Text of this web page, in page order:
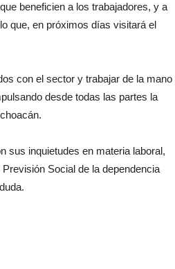
beneficien a los trabajadores, y a
que, en próximos días visitará el
con el sector y trabajar de la mano
desde todas las partes la
sus inquietudes en materia laboral,
Social de la dependencia